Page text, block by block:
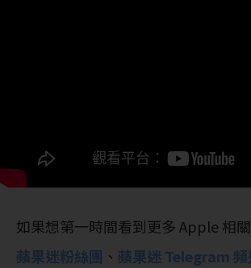
如果想第一時間看到更多 Apple 相
蘋果迷粉絲團 、 蘋果迷 Telegram 頻